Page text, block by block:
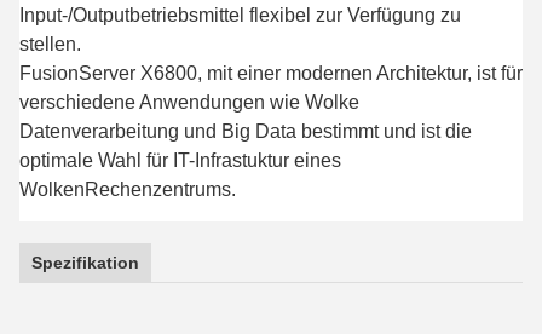
Input-/Outputbetriebsmittel flexibel zur Verfügung zu
stellen.
FusionServer X6800, mit einer modernen Architektur, ist für
verschiedene Anwendungen wie Wolke
Datenverarbeitung und Big Data bestimmt und ist die
optimale Wahl für IT-Infrastuktur eines
WolkenRechenzentrums.
Spezifikation